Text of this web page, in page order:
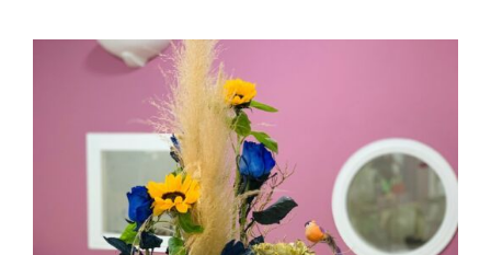
AÑADIR AL CARRITO
/